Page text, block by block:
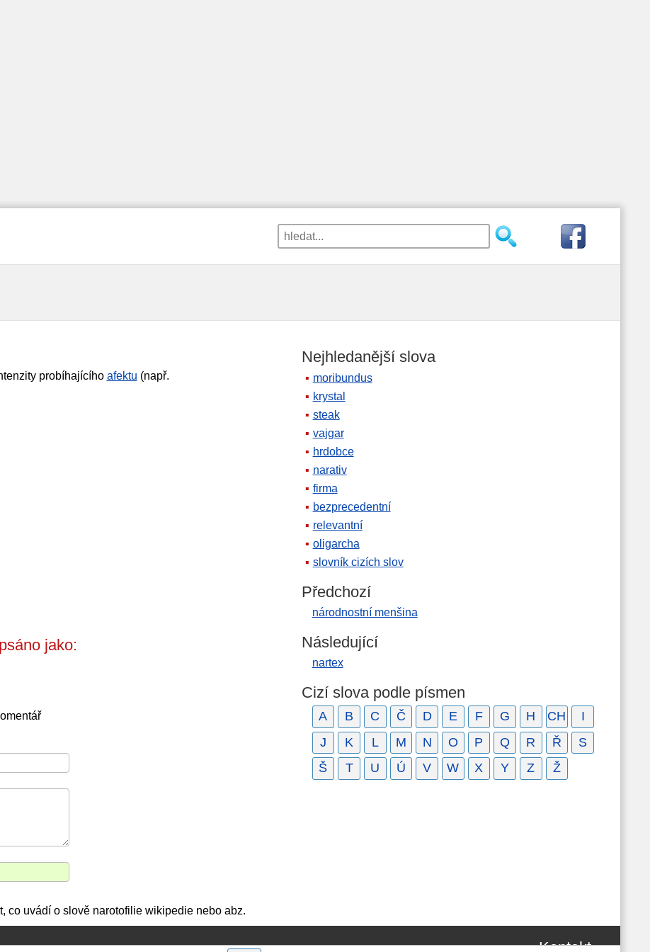
probíhajícího afektu (např.
jako:
co uvádí o slově narotofilie wikipedie nebo abz.
Nejhledanější slova
moribundus
krystal
steak
vajgar
hrdobce
narativ
firma
bezprecedentní
relevantní
oligarcha
slovník cizích slov
Předchozí
národnostní menšina
Následující
nartex
Cizí slova podle písmen
A B C Č D E F G H CH
I
J
K L M N O P Q R Ř
S
Š
T U Ú V W X Y Z Ž
Kontakt